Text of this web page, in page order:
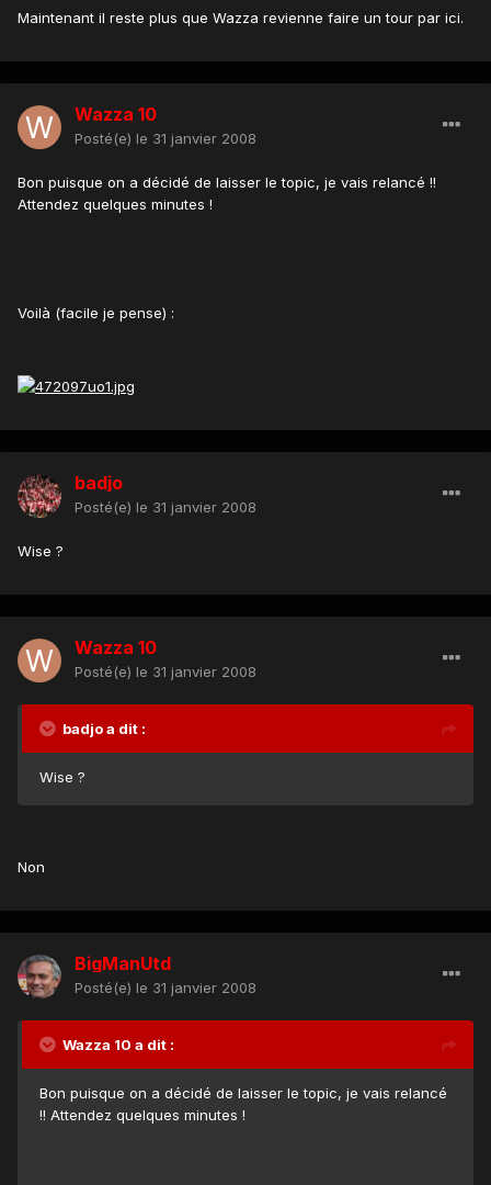
Maintenant il reste plus que Wazza revienne faire un tour par ici.
Wazza 10
Posté(e) le 31 janvier 2008
Bon puisque on a décidé de laisser le topic, je vais relancé !!
Attendez quelques minutes !
Voilà (facile je pense) :
badjo
Posté(e) le 31 janvier 2008
Wise ?
Wazza 10
Posté(e) le 31 janvier 2008
badjo a dit :
Wise ?
Non
BigManUtd
Posté(e) le 31 janvier 2008
Wazza 10 a dit :
Bon puisque on a décidé de laisser le topic, je vais relancé
!! Attendez quelques minutes !